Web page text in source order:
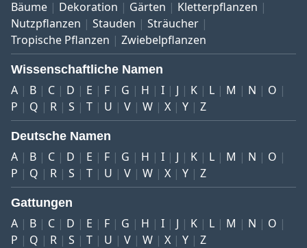
Bäume Dekoration Gärten
Kletterpflanzen
Nutzpflanzen
Stauden
Sträucher
Tropische Pflanzen
Zwiebelpflanzen
Wissenschaftliche Namen
A B C D E F G H I J K L M N
O
P
Q R S T U V W X Y Z
Deutsche Namen
A B C D E F G H I J K L M N
O
P
Q R S T U V W X Y Z
Gattungen
A B C D E F G H I J K L M N
O
P
Q R S T U V W X Y Z